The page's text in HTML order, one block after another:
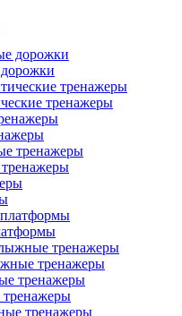
тренажеры
тренажеры